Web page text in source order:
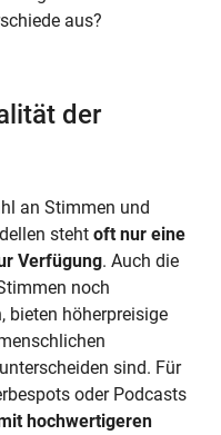
aus?
der
an Stimmen und
steht oft nur eine
Verfügung. Auch die
noch
bieten höherpreisige
sind. Für
oder Podcasts
hochwertigeren